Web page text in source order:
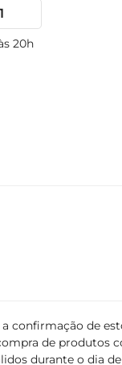
20h
confirmação de
de produtos
durante o dia